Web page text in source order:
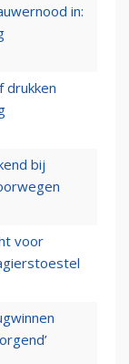
in:
drukken
bij
voor